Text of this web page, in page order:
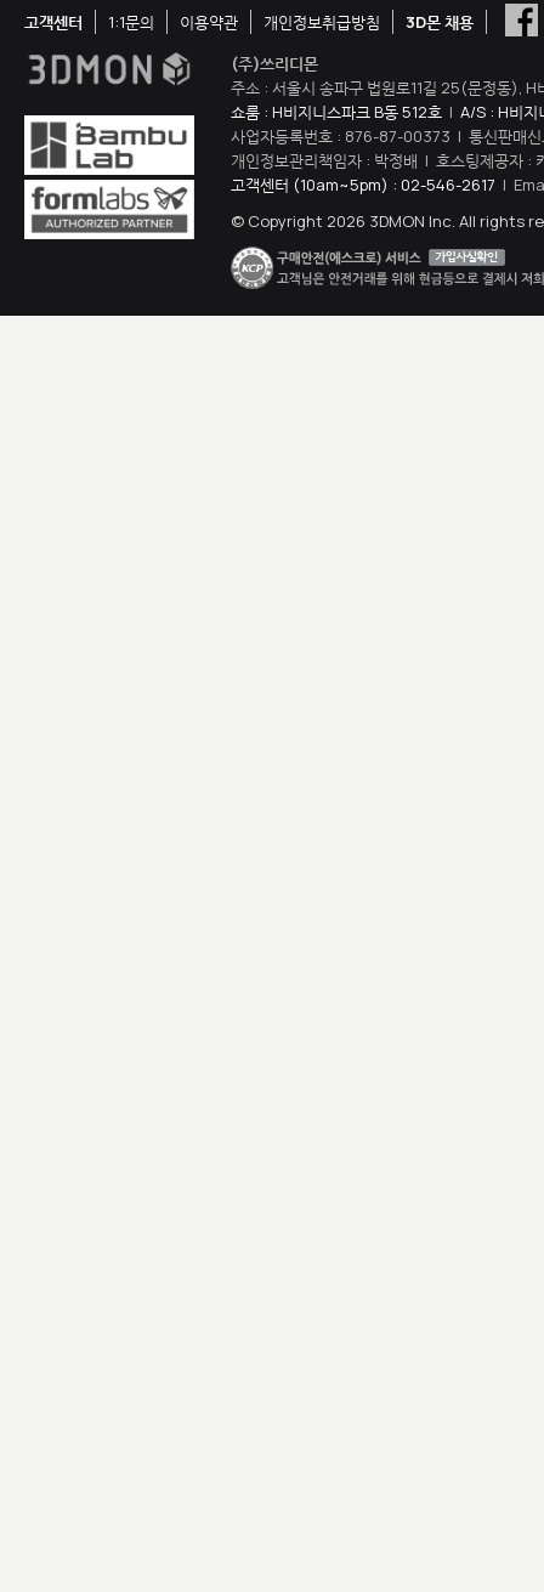
고객센터 1:1문의 이용약관 개인정보취급방침
3D몬 채용
(주)쓰리디몬
주소 : 서울시 송파구 법원로11길 25(문정동),
쇼룸 : H비지니스파크 B동 512호 | A/S : H비지
사업자등록번호 : 876-87-00373 | 통신판매
개인정보관리책임자 : 박정배 | 호스팅제공자 :
고객센터 (10am~5pm) : 02-546-2617 |
© Copyright 2026 3DMON Inc. All rights